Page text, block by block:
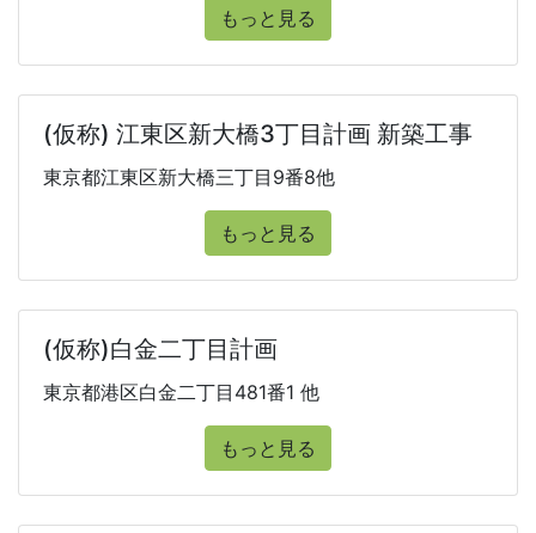
もっと見る
(仮称) 江東区新大橋3丁目計画 新築工事
東京都江東区新大橋三丁目9番8他
もっと見る
(仮称)白金二丁目計画
東京都港区白金二丁目481番1 他
もっと見る